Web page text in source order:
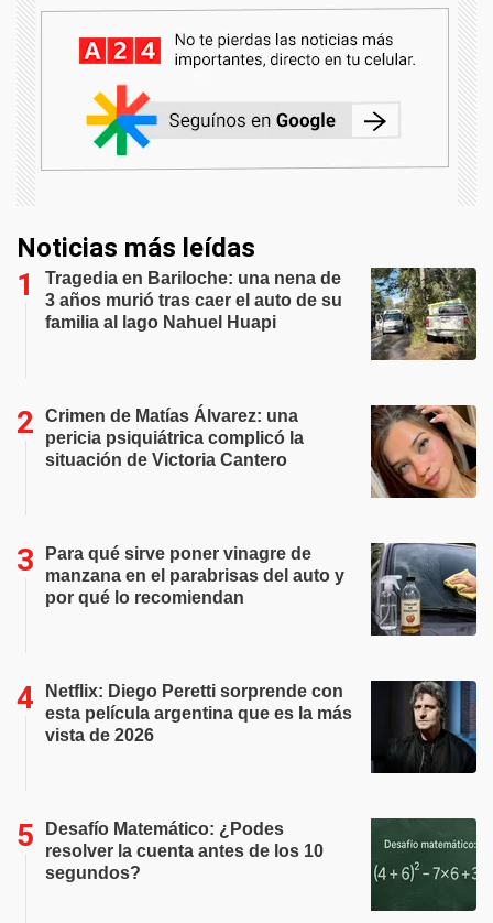
Noticias más leídas
Tragedia en Bariloche: una nena de
3 años murió tras caer el auto de su
familia al lago Nahuel Huapi
Crimen de Matías Álvarez: una
pericia psiquiátrica complicó la
situación de Victoria Cantero
Para qué sirve poner vinagre de
manzana en el parabrisas del auto y
por qué lo recomiendan
Netflix: Diego Peretti sorprende con
esta película argentina que es la más
vista de 2026
Desafío Matemático: ¿Podes
resolver la cuenta antes de los 10
segundos?